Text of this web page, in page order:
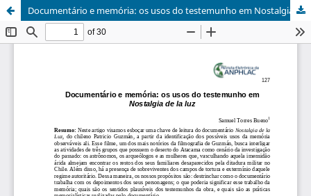
Documentário e memória: os usos do testemunho em Nostalgia de la luz